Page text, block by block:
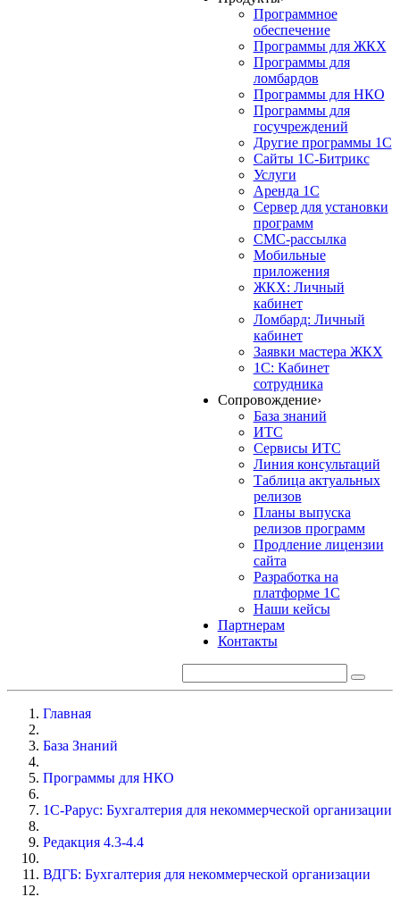
Программное
обеспечение
Программы для ЖКХ
Программы для
ломбардов
Программы для НКО
Программы для
госучреждений
Другие программы 1С
Сайты 1С-Битрикс
Услуги
Аренда 1С
Сервер для установки
программ
СМС-рассылка
Мобильные
приложения
ЖКХ: Личный
кабинет
Ломбард: Личный
кабинет
Заявки мастера ЖКХ
1С: Кабинет
сотрудника
Сопровождение›
База знаний
ИТС
Сервисы ИТС
Линия консультаций
Таблица актуальных
релизов
Планы выпуска
релизов программ
Продление лицензии
сайта
Разработка на
платформе 1С
Наши кейсы
Партнерам
Контакты
Главная
База Знаний
Программы для НКО
1С-Рарус: Бухгалтерия для некоммерческой организации
Редакция 4.3-4.4
ВДГБ: Бухгалтерия для некоммерческой организации